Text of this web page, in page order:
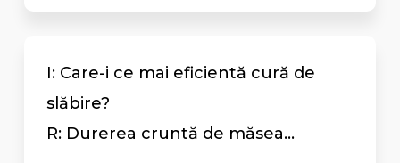
I: Care-i ce mai eficientă cură de
slăbire?
R: Durerea cruntă de măsea...